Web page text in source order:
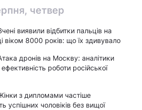
четвер
виявили відбитки пальців на
віком 8000 років: що їх здивувало
дронів на Москву: аналітики
роботи російської
з дипломами частіше
успішних чоловіків без вищої